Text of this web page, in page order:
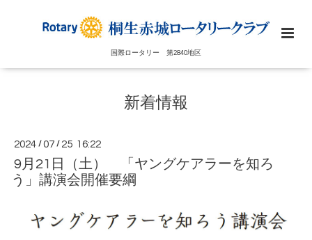
国際ロータリー 第2840地区
新着情報
2024 /07 / 25 16:22
9月21日（土） 「ヤングケアラーを知ろ
う」講演会開催要綱